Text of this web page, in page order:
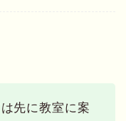
先に教室に案